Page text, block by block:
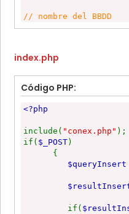
// nombre del BBDD
$bd_base='curl';
if ( $conexion
echo"No se
>connect_errno.")
connect_error
?>
index.php
Código PHP:
<?php
include( "conex.php" );
if( $_POST)
{
$queryInsert
if(